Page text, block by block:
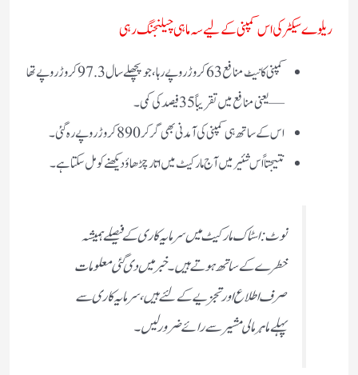
ریلوے سیکٹر کی اس کمپنی کے لیے سہ ماہی چیلنجنگ رہی
کمپنی کا نیٹ منافع 63 کروڑ روپے رہا، جو پچھلے سال 97.3 کروڑ روپے تھا
— یعنی منافع میں تقریباً 35 فیصد کی کمی۔
اس کے ساتھ ہی کمپنی کی آمدنی بھی گر کر 890 کروڑ روپے رہ گئی۔
نتیجتاً اس شئیر میں آج مارکیٹ میں اتار چڑھاؤ دیکھنے کو مل سکتا ہے۔
نوٹ: اسٹاک مارکیٹ میں سرمایہ کاری کے فیصلے ہمیشہ
خطرے کے ساتھ ہوتے ہیں۔ خبر میں دی گئی معلومات
صرف اطلاع اور تجزیے کے لئے ہیں، سرمایہ کاری سے
پہلے ماہر مالی مشیر سے رائے ضرور لیں۔